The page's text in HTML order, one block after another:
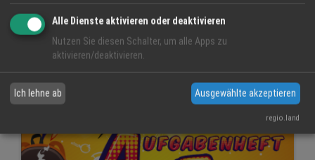
Alle Dienste aktivieren oder deaktivieren
Nutzen Sie diesen Schalter, um alle Apps zu
aktivieren/deaktivieren.
Ich lehne ab Ausgewählte akzeptieren
regio.land